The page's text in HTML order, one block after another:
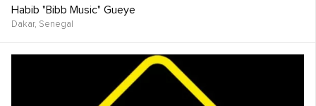
Habib "Bibb Music" Gueye
Dakar, Senegal